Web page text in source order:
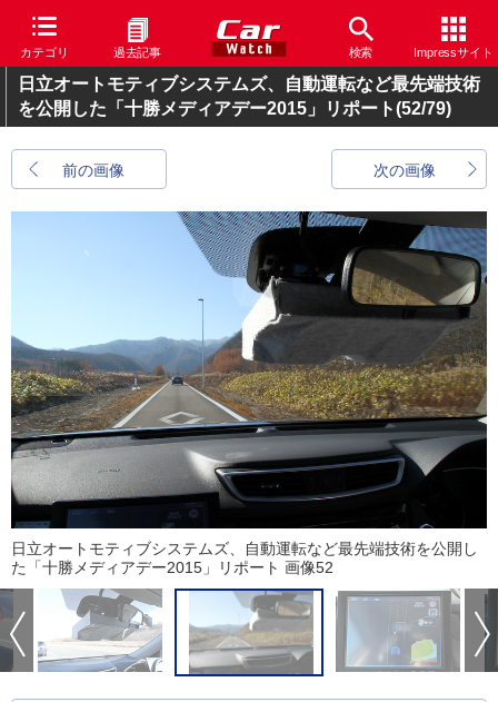
カテゴリ 過去記事 検索 Impressサイト
日立オートモティブシステムズ、自動運転など最先端技術
を公開した「十勝メディアデー2015」リポート(52/79)
前の画像 次の画像
日立オートモティブシステムズ、自動運転など最先端技術を公開し
た「十勝メディアデー2015」リポート 画像52